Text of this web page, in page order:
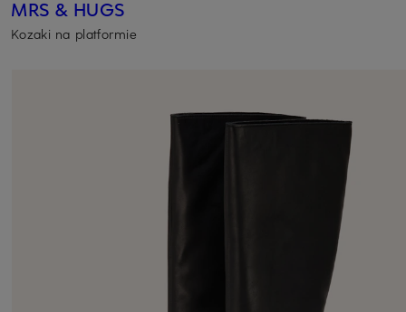
MRS & HUGS
Kozaki na platformie